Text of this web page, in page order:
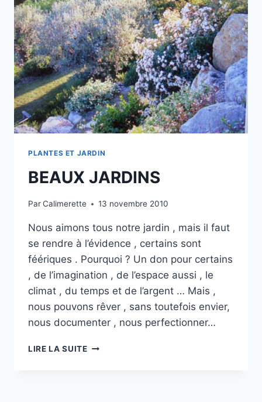
PLANTES ET JARDIN
BEAUX JARDINS
ParCalimerette 13 novembre 2010
Nous aimons tous notre jardin , mais il faut
se rendre à l’évidence , certains sont
féériques . Pourquoi ? Un don pour certains
, de l’imagination , de l’espace aussi , le
climat , du temps et de l’argent … Mais ,
nous pouvons rêver , sans toutefois envier,
nous documenter , nous perfectionner…
LIRE LA SUITEBEAUX